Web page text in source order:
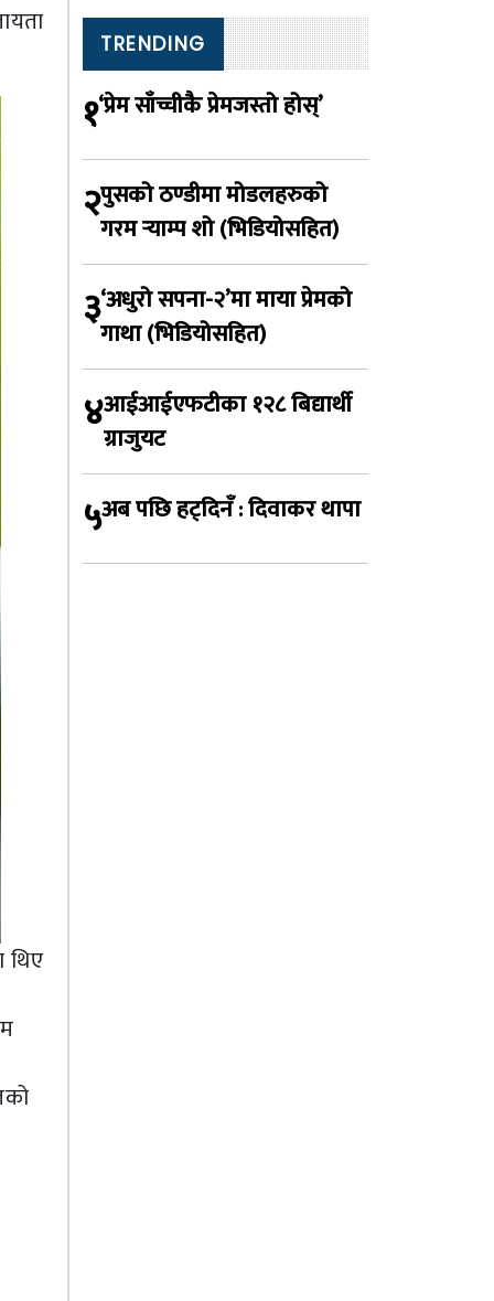
TRENDING
१‘प्रेम साँच्चीकै प्रेमजस्तो होस्’
२पुसको ठण्डीमा मोडलहरुको
गरम र्‍याम्प शो (भिडियोसहित)
३‘अधुरो सपना-२’मा माया प्रेमको
गाथा (भिडियोसहित)
४आईआईएफटीका १२८ बिद्यार्थी
ग्राजुयट
५अब पछि हट्दिनँ : दिवाकर थापा